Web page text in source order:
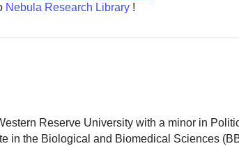
Nebula Research Library !
Reserve University with a minor in
in the Biological and Biomedical Sciences